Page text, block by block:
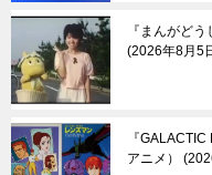
『まんがど
2026年8月5
『
アニメ）